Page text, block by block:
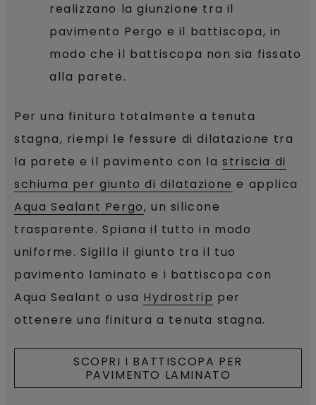
realizzano la giunzione tra il
pavimento Pergo e il battiscopa, in
modo che il battiscopa non sia fissato
alla parete.
Per una finitura totalmente a tenuta
stagna, riempi le fessure di dilatazione tra
la parete e il pavimento con lastriscia di
schiuma per giunto di dilatazione e applica
Aqua Sealant Pergo, un silicone
trasparente. Spiana il tutto in modo
uniforme. Sigilla il giunto tra il tuo
pavimento laminato e i battiscopa con
Aqua Sealant o usa Hydrostrip per
ottenere una finitura a tenuta stagna.
SCOPRI I BATTISCOPA PER
PAVIMENTO LAMINATO